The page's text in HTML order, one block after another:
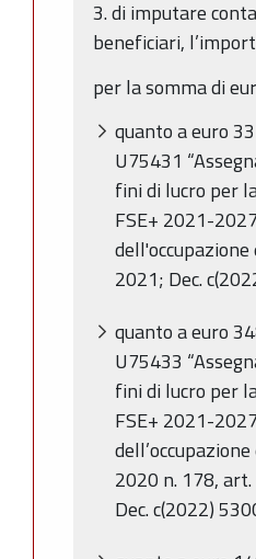
3. di imputare
beneficiari,
per la somma di
quanto a euro
U75431
fini di lucro per
FSE+ 2021-
2021; Dec.
quanto a euro
U75433
fini di lucro per
FSE+ 2021-
2020 n. 178,
Dec. c(2022)